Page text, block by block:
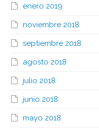
enero 2019
noviembre 2018
septiembre 2018
agosto 2018
julio 2018
junio 2018
mayo 2018